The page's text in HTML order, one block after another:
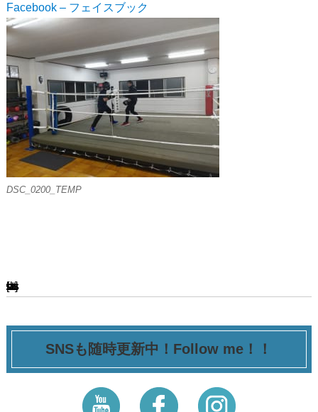
Facebook – フェイスブック
DSC_0200_TEMP
[ssba-buttons]
SNSも随時更新中！Follow me！！